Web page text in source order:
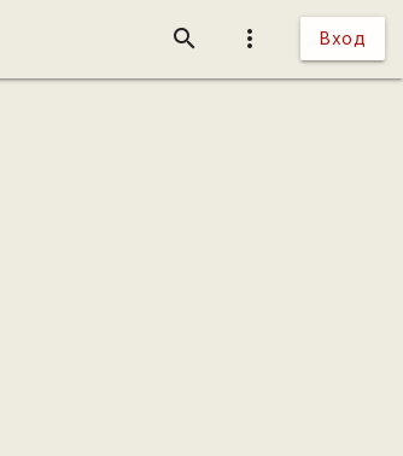
more_vert Вход
search